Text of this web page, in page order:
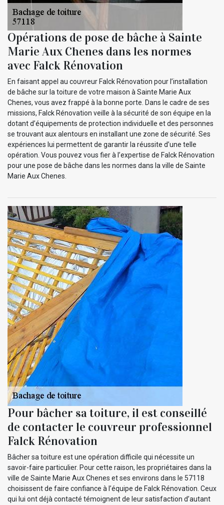
Opérations de pose de bâche à Sainte
Marie Aux Chenes dans les normes
avec Falck Rénovation
En faisant appel au couvreur Falck Rénovation pour l’installation
de bâche sur la toiture de votre maison à Sainte Marie Aux
Chenes, vous avez frappé à la bonne porte. Dans le cadre de ses
missions, Falck Rénovation veille à la sécurité de son équipe en la
dotant d’équipements de protection individuelle et des personnes
se trouvant aux alentours en installant une zone de sécurité. Ses
expériences lui permettent de garantir la réussite d’une telle
opération. Vous pouvez vous fier à l’expertise de Falck Rénovation
pour une pose de bâche dans les normes dans la ville de Sainte
Marie Aux Chenes.
Pour bâcher sa toiture, il est conseillé
de contacter le couvreur professionnel
Falck Rénovation
Bâcher sa toiture est une opération difficile qui nécessite un
savoir-faire particulier. Pour cette raison, les propriétaires dans la
ville de Sainte Marie Aux Chenes et ses environs dans le 57118
choisissent de faire confiance à l’équipe de Falck Rénovation. Ceux
qui lui ont déjà contacté témoignent de leur satisfaction d’autant